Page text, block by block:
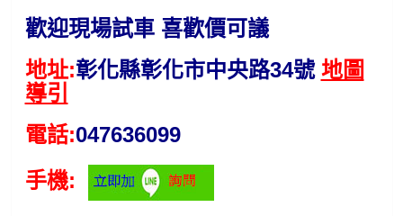
歡迎現場試車 喜歡價可議
地址:彰化縣彰化市中央路34號 地圖
導引
電話:047636099
手機: